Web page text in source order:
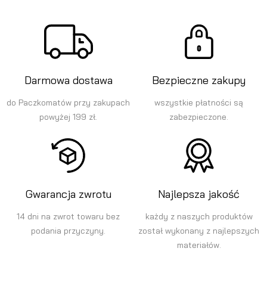
Darmowa dostawa
do Paczkomatów przy zakupach
powyżej 199 zł.
Bezpieczne zakupy
wszystkie płatności są
zabezpieczone.
Gwarancja zwrotu
14 dni na zwrot towaru bez
podania przyczyny.
Najlepsza jakość
każdy z naszych produktów
został wykonany z najlepszych
materiałów.